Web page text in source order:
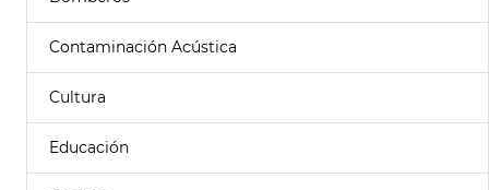
Contaminación Acústica
Cultura
Educación